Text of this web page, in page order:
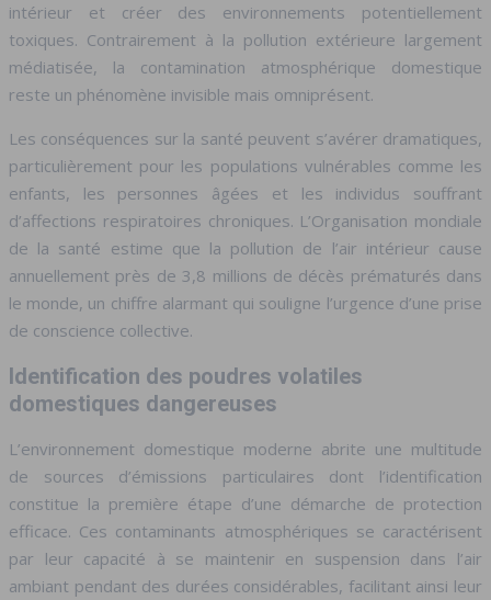
intérieur et créer des environnements potentiellement
toxiques. Contrairement à la pollution extérieure largement
médiatisée, la contamination atmosphérique domestique
reste un phénomène invisible mais omniprésent.
Les conséquences sur la santé peuvent s’avérer dramatiques,
particulièrement pour les populations vulnérables comme les
enfants, les personnes âgées et les individus souffrant
d’affections respiratoires chroniques. L’Organisation mondiale
de la santé estime que la pollution de l’air intérieur cause
annuellement près de 3,8 millions de décès prématurés dans
le monde, un chiffre alarmant qui souligne l’urgence d’une prise
de conscience collective.
Identification des poudres volatiles
domestiques dangereuses
L’environnement domestique moderne abrite une multitude
de sources d’émissions particulaires dont l’identification
constitue la première étape d’une démarche de protection
efficace. Ces contaminants atmosphériques se caractérisent
par leur capacité à se maintenir en suspension dans l’air
ambiant pendant des durées considérables, facilitant ainsi leur